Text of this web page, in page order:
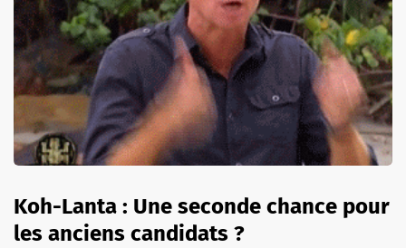
Koh-Lanta : Une seconde chance pour
les anciens candidats ?